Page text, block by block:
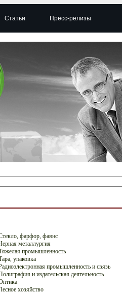
Статьи Пресс-релизы
фарфор, фаянс
металлургия
промышленность
упаковка
промышленность и связь
и издательская деятельность
хозяйство